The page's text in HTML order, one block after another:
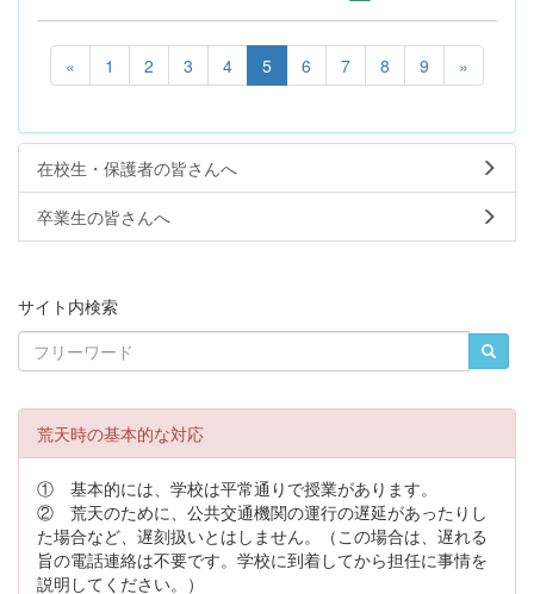
« 1 2 3 4 5 6 7 8 9 »
在校生・保護者の皆さんへ
卒業生の皆さんへ
サイト内検索
荒天時の基本的な対応
① 基本的には、学校は平常通りで授業があります。
② 荒天のために、公共交通機関の運行の遅延があったりし
た場合など、遅刻扱いとはしません。（この場合は、遅れる
旨の電話連絡は不要です。学校に到着してから担任に事情を
説明してください。）